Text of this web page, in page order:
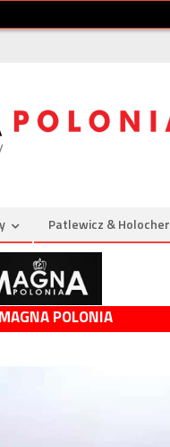
Patlewicz & Holocher
POLONIA